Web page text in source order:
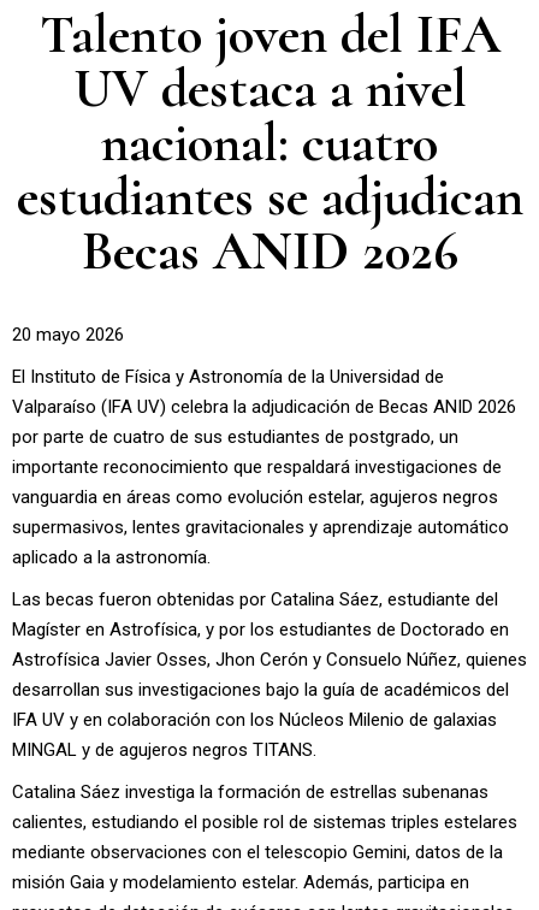
Talento joven del IFA
UV destaca a nivel
nacional: cuatro
estudiantes se adjudican
Becas ANID 2026
20 mayo 2026
El Instituto de Física y Astronomía de la Universidad de
Valparaíso (IFA UV) celebra la adjudicación de Becas ANID 2026
por parte de cuatro de sus estudiantes de postgrado, un
importante reconocimiento que respaldará investigaciones de
vanguardia en áreas como evolución estelar, agujeros negros
supermasivos, lentes gravitacionales y aprendizaje automático
aplicado a la astronomía.
Las becas fueron obtenidas por Catalina Sáez, estudiante del
Magíster en Astrofísica, y por los estudiantes de Doctorado en
Astrofísica Javier Osses, Jhon Cerón y Consuelo Núñez, quienes
desarrollan sus investigaciones bajo la guía de académicos del
IFA UV y en colaboración con los Núcleos Milenio de galaxias
MINGAL y de agujeros negros TITANS.
Catalina Sáez investiga la formación de estrellas subenanas
calientes, estudiando el posible rol de sistemas triples estelares
mediante observaciones con el telescopio Gemini, datos de la
misión Gaia y modelamiento estelar. Además, participa en